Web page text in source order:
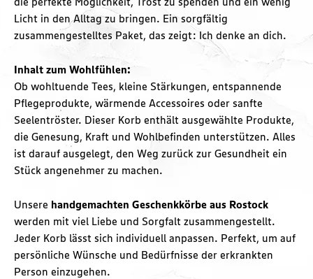
Licht in den Alltag zu bringen. Ein sorgfältig
zusammengestelltes Paket, das zeigt: Ich denke an dich.
Inhalt zum Wohlfühlen:
Ob wohltuende Tees, kleine Stärkungen, entspannende
Pflegeprodukte, wärmende Accessoires oder sanfte
Seelentröster. Dieser Korb enthält ausgewählte Produkte,
die Genesung, Kraft und Wohlbefinden unterstützen. Alles
ist darauf ausgelegt, den Weg zurück zur Gesundheit ein
Stück angenehmer zu machen.
Unsere handgemachten Geschenkkörbe aus Rostock
werden mit viel Liebe und Sorgfalt zusammengestellt.
Jeder Korb lässt sich individuell anpassen. Perfekt, um auf
persönliche Wünsche und Bedürfnisse der erkrankten
Person einzugehen.